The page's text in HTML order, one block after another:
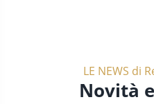
LE NEWS di
Novità